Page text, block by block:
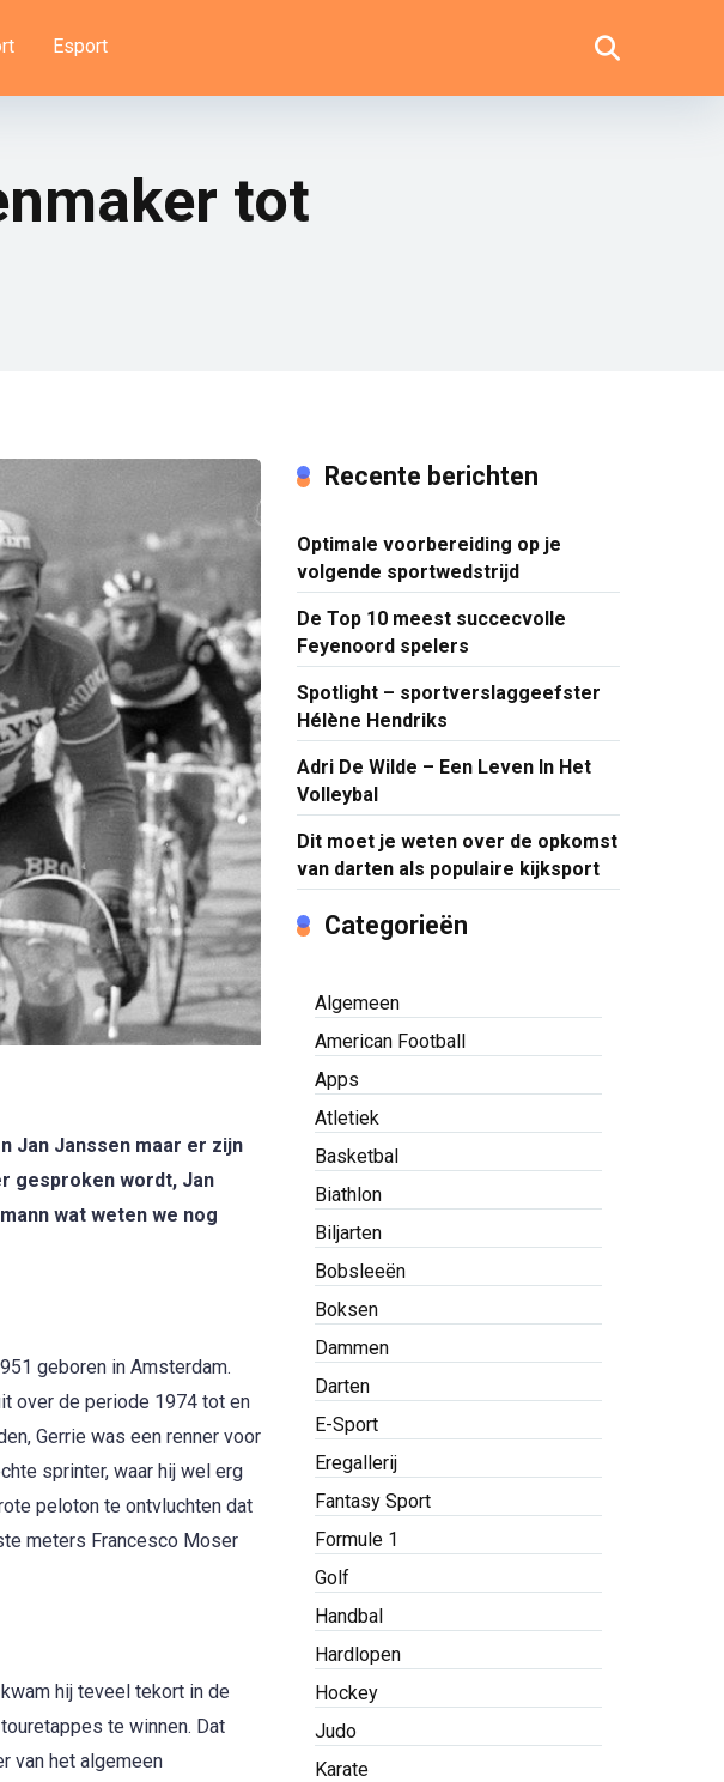
Esport
tot
Jan Janssen maar er zijn
gesproken wordt, Jan
wat weten we nog
geboren in Amsterdam.
over de periode 1974 tot en
Gerrie was een renner voor
sprinter, waar hij wel erg
peloton te ontvluchten dat
meters Francesco Moser
hij teveel tekort in de
te winnen. Dat
van het algemeen
Recente berichten
Optimale voorbereiding op je
volgende sportwedstrijd
De Top 10 meest succecvolle
Feyenoord spelers
Spotlight – sportverslaggeefster
Hélène Hendriks
Adri De Wilde – Een Leven In Het
Volleybal
Dit moet je weten over de opkomst
van darten als populaire kijksport
Categorieën
Algemeen
American Football
Apps
Atletiek
Basketbal
Biathlon
Biljarten
Bobsleeën
Boksen
Dammen
Darten
E-Sport
Eregallerij
Fantasy Sport
Formule 1
Golf
Handbal
Hardlopen
Hockey
Judo
Karate